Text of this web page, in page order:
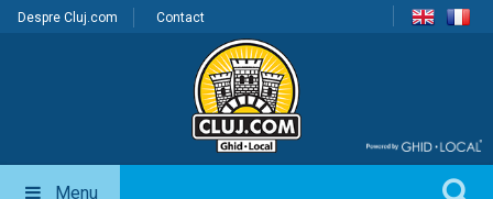
Despre Cluj.com Contact
Menu